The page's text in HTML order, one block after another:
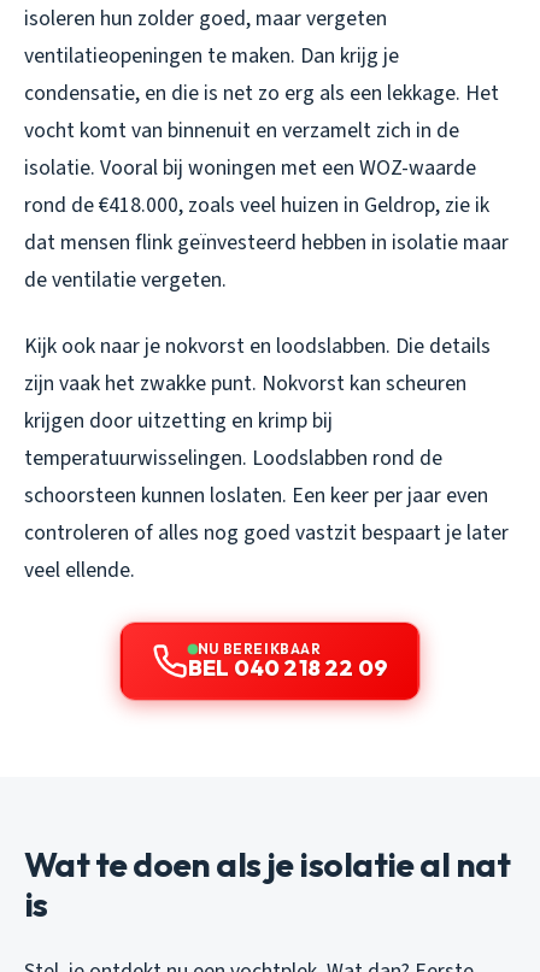
isoleren hun zolder goed, maar vergeten
ventilatieopeningen te maken. Dan krijg je
condensatie, en die is net zo erg als een lekkage. Het
vocht komt van binnenuit en verzamelt zich in de
isolatie. Vooral bij woningen met een WOZ-waarde
rond de €418.000, zoals veel huizen in Geldrop, zie ik
dat mensen flink geïnvesteerd hebben in isolatie maar
de ventilatie vergeten.
Kijk ook naar je nokvorst en loodslabben. Die details
zijn vaak het zwakke punt. Nokvorst kan scheuren
krijgen door uitzetting en krimp bij
temperatuurwisselingen. Loodslabben rond de
schoorsteen kunnen loslaten. Een keer per jaar even
controleren of alles nog goed vastzit bespaart je later
veel ellende.
NU BEREIKBAAR
BEL 040 218 22 09
Wat te doen als je isolatie al nat
is